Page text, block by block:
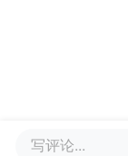
写评论...